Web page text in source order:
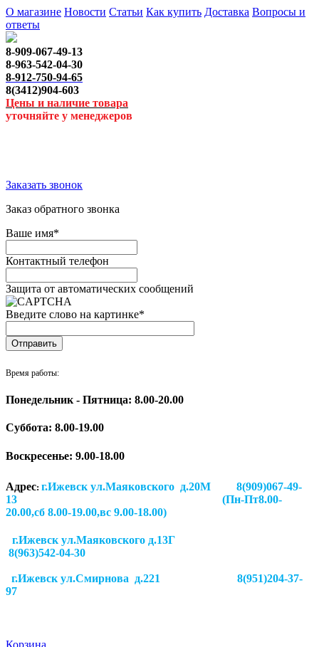
О магазине Новости Статьи Как купить Доставка Вопросы и
ответы
8-909-067-49-13
8-963-542-04-30
8-912-750-94-65
8(3412)904-603
Цены и наличие товара
уточняйте у менеджеров
Заказать звонок
Заказ обратного звонка
Ваше имя*
Контактный телефон
Защита от автоматических сообщений
Введите слово на картинке*
Время работы:
Понедельник - Пятница: 8.00-20.00
Суббота: 8.00-19.00
Воскресенье: 9.00-18.00
Адрес: г.Ижевск ул.Маяковского д.20М 8(909)067-49-
13 (Пн-Пт8.00-
20.00,сб 8.00-19.00,вс 9.00-18.00)
г.Ижевск ул.Маяковского д.13Г
8(963)542-04-30
г.Ижевск ул.Смирнова д.221
8(951)204-37-
97
Корзина